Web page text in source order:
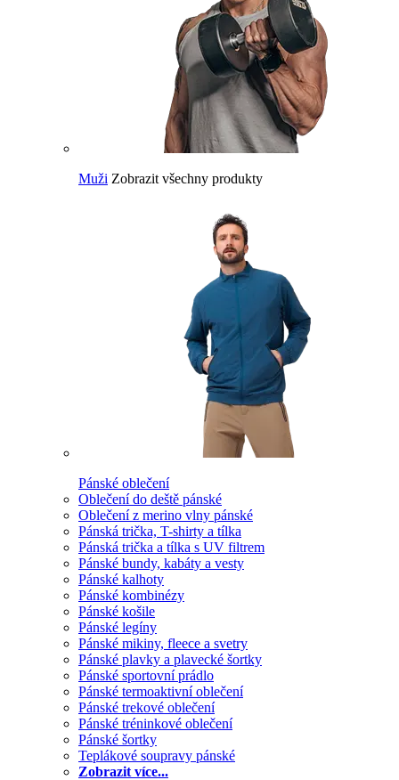
Muži Zobrazit všechny produkty
Pánské oblečení
Oblečení do deště pánské
Oblečení z merino vlny pánské
Pánská trička, T-shirty a tílka
Pánská trička a tílka s UV filtrem
Pánské bundy, kabáty a vesty
Pánské kalhoty
Pánské kombinézy
Pánské košile
Pánské legíny
Pánské mikiny, fleece a svetry
Pánské plavky a plavecké šortky
Pánské sportovní prádlo
Pánské termoaktivní oblečení
Pánské trekové oblečení
Pánské tréninkové oblečení
Pánské šortky
Teplákové soupravy pánské
Zobrazit více...